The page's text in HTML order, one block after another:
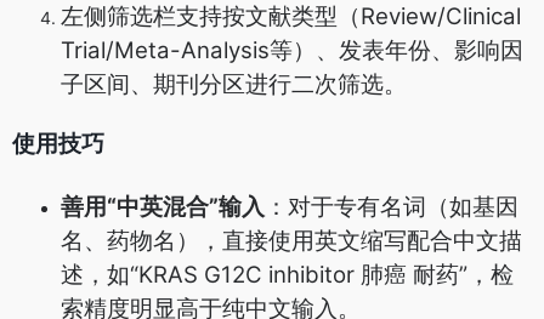
左侧筛选栏支持按文献类型（Review/Clinical
Trial/Meta-Analysis等）、发表年份、影响因
子区间、期刊分区进行二次筛选。
使用技巧
善用“中英混合”输入 ：对于专有名词（如基因
名、药物名），直接使用英文缩写配合中文描
述，如“KRAS G12C inhibitor 肺癌 耐药”，检
索精度明显高于纯中文输入。